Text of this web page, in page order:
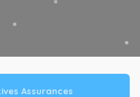
Assurances